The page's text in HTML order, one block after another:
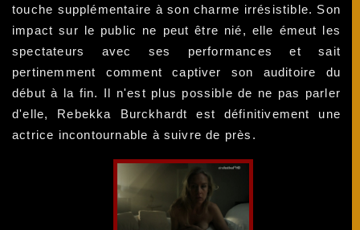
touche supplémentaire à son charme irrésistible. Son
impact sur le public ne peut être nié, elle émeut les
spectateurs avec ses performances et sait
pertinemment comment captiver son auditoire du
début à la fin. Il n'est plus possible de ne pas parler
d'elle, Rebekka Burckhardt est définitivement une
actrice incontournable à suivre de près.